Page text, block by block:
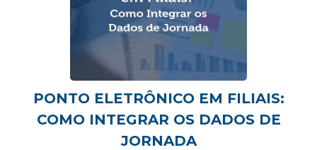
PONTO ELETRÔNICO EM FILIAIS:
COMO INTEGRAR OS DADOS DE
JORNADA